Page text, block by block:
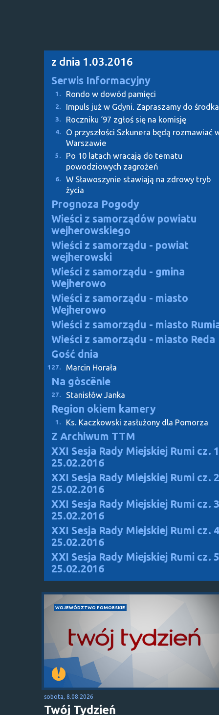
z dnia 1.03.2016
Serwis Informacyjny
1. Rondo w dowód pamięci
2. Impuls już w Gdyni. Zapraszamy do środka
3. Roczniku ‘97 zgłoś się na komisję
4.
O przyszłości Szkunera będą rozmawiać
Warszawie
5.
Po 10 latach wracają do tematu
powodziowych zagrożeń
6.
W Sławoszynie stawiają na zdrowy tryb
życia
Prognoza Pogody
Wieści z samorządów powiatu
wejherowskiego
Wieści z samorządu - powiat
wejherowski
Wieści z samorządu - gmina
Wejherowo
Wieści z samorządu - miasto
Wejherowo
Wieści z samorządu - miasto
Wieści z samorządu - miasto Reda
Gość dnia
127. Marcin Horała
Na gòscënie
27. Stanisłôw Janka
Region okiem kamery
1. Ks. Kaczkowski zasłużony dla Pomorza
Z Archiwum TTM
XXI Sesja Rady Miejskiej Rumi cz.
25.02.2016
XXI Sesja Rady Miejskiej Rumi cz.
25.02.2016
XXI Sesja Rady Miejskiej Rumi cz.
25.02.2016
XXI Sesja Rady Miejskiej Rumi cz.
25.02.2016
XXI Sesja Rady Miejskiej Rumi cz.
25.02.2016
WOJEWÓDZTWO POMORSKIE
sobota, 8.08.2026
Twój Tydzień